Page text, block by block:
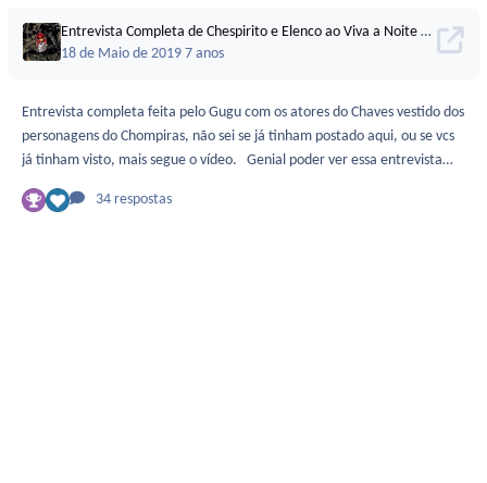
Entrevista Completa de Chespirito e Elenco ao Viva a Noite em 1989
18 de Maio de 2019 7 anos
Entrevista completa feita pelo Gugu com os atores do Chaves vestido dos
personagens do Chompiras, não sei se já tinham postado aqui, ou se vcs
já tinham visto, mais segue o vídeo. Genial poder ver essa entrevista
outros personagens nunca vistos. Gastaldi oscilou um pouco na
34 respostas